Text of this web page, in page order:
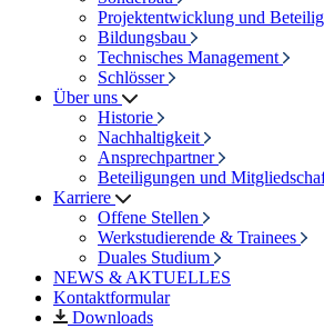
Projektentwicklung und
Bildungsbau
Technisches Management
Schlösser
Über uns
Historie
Nachhaltigkeit
Ansprechpartner
Beteiligungen und
Karriere
Offene Stellen
Werkstudierende & Trainees
Duales Studium
NEWS & AKTUELLES
Kontaktformular
Downloads